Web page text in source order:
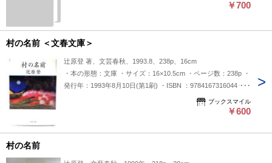
￥700
村の名前 ＜文春文庫＞
辻原登 著、文芸春秋、1993.8、238p、16cm
・本の形態：文庫 ・サイズ：16×10.5cm ・ページ数：238p ・
発行年：1993年8月10日(第1刷) ・ISBN ：9784167316044 ◆
本の状態：良好 ・表紙カバー/概ね良好です。・本体/天地小口
にうすいヤケあり。小口に少しシミあり。・本文/扉に少しシ
ブックスマイル
￥600
村の名前